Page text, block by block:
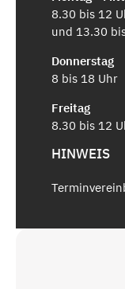
8.30 bis 12
und 13.30
Donnerstag
8 bis 18 Uhr
Freitag
8.30 bis 12
HINWEIS